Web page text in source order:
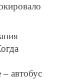
автобус